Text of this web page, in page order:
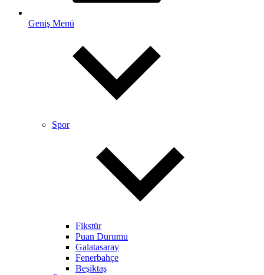
Geniş Menü
Spor
Fikstür
Puan Durumu
Galatasaray
Fenerbahçe
Beşiktaş